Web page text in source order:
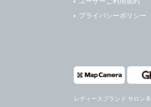
プライバシーポリシー
レディースブランド サロン